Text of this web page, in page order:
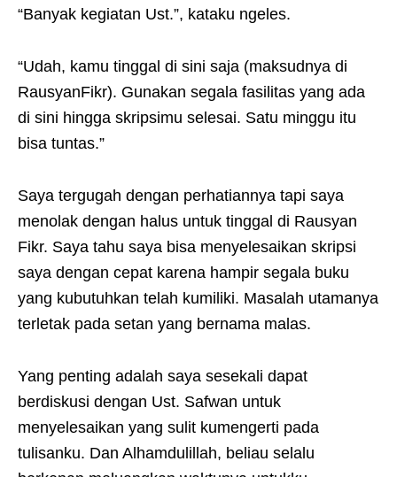
“Banyak kegiatan Ust.”, kataku ngeles.
“Udah, kamu tinggal di sini saja (maksudnya di
RausyanFikr). Gunakan segala fasilitas yang ada
di sini hingga skripsimu selesai. Satu minggu itu
bisa tuntas.”
Saya tergugah dengan perhatiannya tapi saya
menolak dengan halus untuk tinggal di Rausyan
Fikr. Saya tahu saya bisa menyelesaikan skripsi
saya dengan cepat karena hampir segala buku
yang kubutuhkan telah kumiliki. Masalah utamanya
terletak pada setan yang bernama malas.
Yang penting adalah saya sesekali dapat
berdiskusi dengan Ust. Safwan untuk
menyelesaikan yang sulit kumengerti pada
tulisanku. Dan Alhamdulillah, beliau selalu